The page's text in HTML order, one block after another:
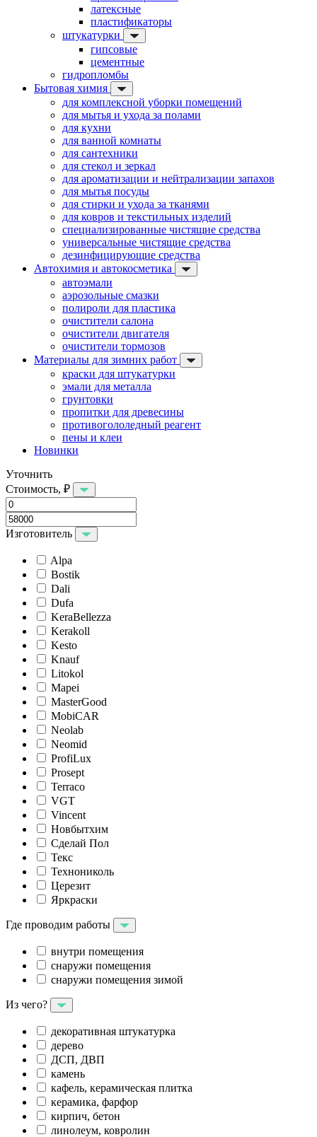
латексные
пластификаторы
штукатурки
гипсовые
цементные
гидропломбы
Бытовая химия
для комплексной уборки помещений
для мытья и ухода за полами
для кухни
для ванной комнаты
для сантехники
для стекол и зеркал
для ароматизации и нейтрализации запахов
для мытья посуды
для стирки и ухода за тканями
для ковров и текстильных изделий
специализированные чистящие средства
универсальные чистящие средства
дезинфицирующие средства
Автохимия и автокосметика
автоэмали
аэрозольные смазки
полироли для пластика
очистители салона
очистители двигателя
очистители тормозов
Материалы для зимних работ
краски для штукатурки
эмали для металла
грунтовки
пропитки для древесины
противогололедный реагент
пены и клеи
Новинки
Уточнить
Стоимость, ₽
Изготовитель
Alpa
Bostik
Dali
Dufa
KeraBellezza
Kerakoll
Kesto
Knauf
Litokol
Mapei
MasterGood
MobiCAR
Neolab
Neomid
ProfiLux
Prosept
Terraco
VGT
Vincent
Новбытхим
Сделай Пол
Текс
Технониколь
Церезит
Яркраски
Где проводим работы
внутри помещения
снаружи помещения
снаружи помещения зимой
Из чего?
декоративная штукатурка
дерево
ДСП, ДВП
камень
кафель, керамическая плитка
керамика, фарфор
кирпич, бетон
линолеум, ковролин